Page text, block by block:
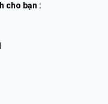
cho bạn :